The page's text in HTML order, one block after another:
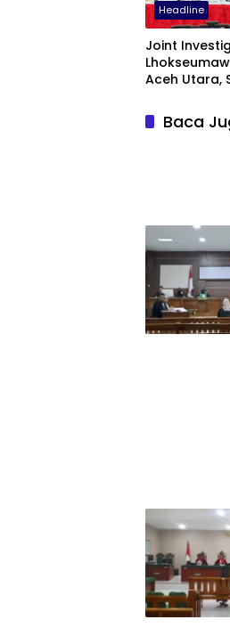
Headline
Joint
Aceh Utara,
Dibongkar
Baca